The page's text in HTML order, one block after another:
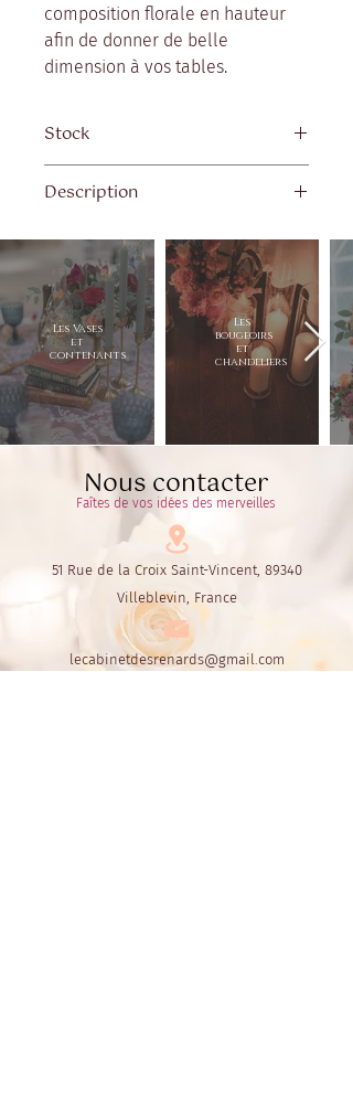
composition florale en hauteur
afin de donner de belle
dimension à vos tables.
Stock
Description
Hauteur 80 cm - Diamètre 15 cm
Les Vases
et
contenants
Les
bougeoirs
et
chandeliers
Nous contacter
Faîtes de vos idées des merveilles
51 Rue de la Croix Saint-Vincent, 89340
Villeblevin, France
lecabinetdesrenards@gmail.com